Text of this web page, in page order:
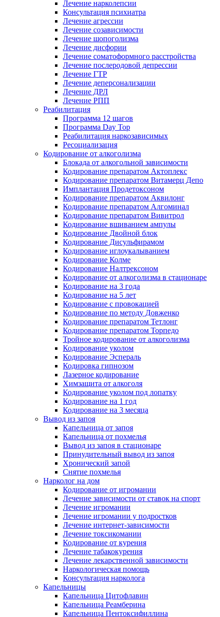
Лечение нарколепсии
Консультация психиатра
Лечение агрессии
Лечение созависимости
Лечение шопоголизма
Лечение дисфории
Лечение соматоформного расстройства
Лечение послеродовой депрессии
Лечение ГТР
Лечение деперсонализации
Лечение ДРЛ
Лечение РПП
Реабилитация
Программа 12 шагов
Программа Day Top
Реабилитация наркозависимых
Ресоциализация
Кодирование от алкоголизма
Блокада от алкогольной зависимости
Кодирование препаратом Актоплекс
Кодирование препаратом Витамерц Депо
Имплантация Продетоксоном
Кодирование препаратом Аквилонг
Кодирование препаратом Алгоминал
Кодирование препаратом Вивитрол
Кодирование вшиванием ампулы
Кодирование Двойной блок
Кодирование Дисульфирамом
Кодирование иглоукалыванием
Кодирование Колме
Кодирование Налтрексоном
Кодирование от алкоголизма в стационаре
Кодирование на 3 года
Кодирование на 5 лет
Кодирование с провокацией
Кодирование по методу Довженко
Кодирование препаратом Тетлонг
Кодирование препаратом Торпедо
Тройное кодирование от алкоголизма
Кодирование уколом
Кодирование Эспераль
Кодировка гипнозом
Лазерное кодирование
Химзащита от алкоголя
Кодирование уколом под лопатку
Кодирование на 1 год
Кодирование на 3 месяца
Вывод из запоя
Капельница от запоя
Капельница от похмелья
Вывод из запоя в стационаре
Принудительный вывод из запоя
Хронический запой
Снятие похмелья
Нарколог на дом
Кодирование от игромании
Лечение зависимости от ставок на спорт
Лечение игромании
Лечение игромании у подростков
Лечение интернет-зависимости
Лечение токсикомании
Кодирование от курения
Лечение табакокурения
Лечение лекарственной зависимости
Наркологическая помощь
Консультация нарколога
Капельницы
Капельница Цитофлавин
Капельница Реамберина
Капельница Пентоксифиллина